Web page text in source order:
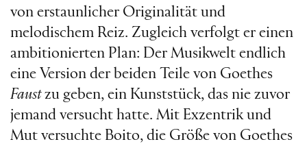
von erstaunlicher Originalität und
melodischem Reiz. Zugleich verfolgt er einen
ambitionierten Plan: Der Musikwelt endlich
eine Version der beiden Teile von Goethes
Faustzu geben, ein Kunststück, das nie zuvor
jemand versucht hatte. Mit Exzentrik und
Mut versuchte Boito, die Größe von Goethes